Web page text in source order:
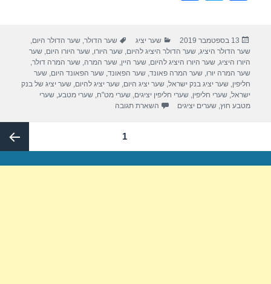
e
b
o
o
er
e
פורסם
בתאריך
13 בספטמבר 2019 קטגוריות
שער יציג תגיות
שער הדולר,שער הדולר היום,
שער הדולר היציג,שער הדולר היציג להיום,שער היורו,שער היורו היום,שער
היורו היציג,שער היורו היציג להיום,שער היין,שער המרה,שער המרה דולר,
שער המרה יורו,שער המרה פאונד,שער הפאונד,שער הפאונד היום,שער
חליפין,שער יציג בנק ישראל,שער יציג היום,שער יציג להיום,שער יציג של בנק
ישראל,שערי חליפין,שערי חליפין יציגים,שערי מט"ח,שערי מטבע,שערי
מטבע חוץ,שערים יציגים השארת תגובה
עמוד1
העמוד